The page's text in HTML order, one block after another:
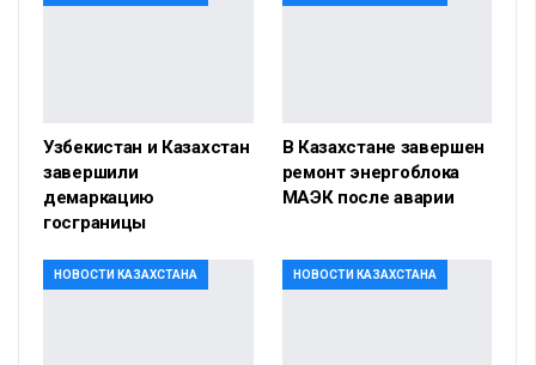
Узбекистан и Казахстан
завершили
демаркацию
госграницы
В Казахстане завершен
ремонт энергоблока
МАЭК после аварии
НОВОСТИ КАЗАХСТАНА НОВОСТИ КАЗАХСТАНА